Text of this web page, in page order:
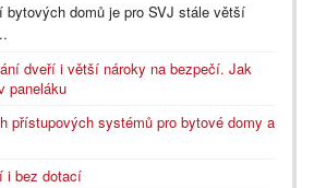
bytových domů je pro SVJ stále větší
dveří i větší nároky na bezpečí. Jak
paneláku
přístupových systémů pro bytové domy a
i bez dotací